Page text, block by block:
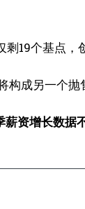
19个基点，
成另一个抛
资增长数据